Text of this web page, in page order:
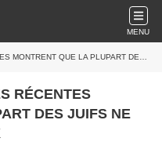
MENU
PLUPART DES JUIFS NE SONT PAS DES HÉBREUX
RÉCENTES
DES JUIFS NE